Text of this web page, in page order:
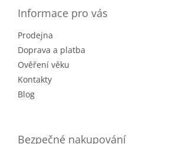
Informace pro vás
Prodejna
Doprava a platba
Ověření věku
Kontakty
Blog
Bezpečné nakupování